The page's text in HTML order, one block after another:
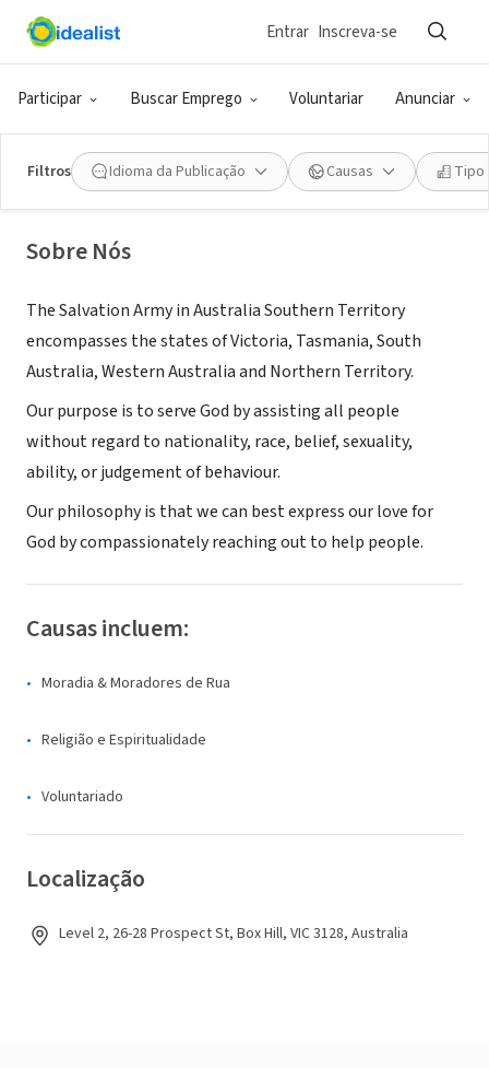
Participar Buscar Emprego Voluntariar Anunciar
Entrar Inscreva-se
Filtros Idioma da Publicação Causas Tipo
ONG (SETOR SOCIAL)
Salvation Army Australia Southern
Territory
Box Hill, VIC, Austrália|www.salvationarmy.org.au
Sobre Nós
The Salvation Army in Australia Southern Territory
encompasses the states of Victoria, Tasmania, South
Australia, Western Australia and Northern Territory.
Our purpose is to serve God by assisting all people
without regard to nationality, race, belief, sexuality,
ability, or judgement of behaviour.
Our philosophy is that we can best express our love for
God by compassionately reaching out to help people.
Causas incluem:
Moradia & Moradores de Rua
Religião e Espiritualidade
Voluntariado
Localização
Level 2, 26-28 Prospect St, Box Hill, VIC 3128, Australia